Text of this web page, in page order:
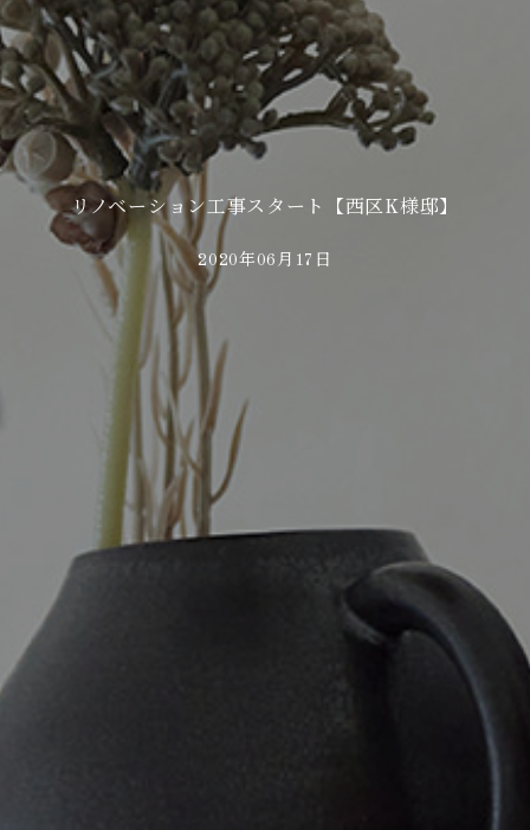
リノベーション工事スタート【西区K様邸】
2020年06月17日